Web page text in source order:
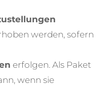
werden, sofern
erfolgen. Als Paket
wenn sie